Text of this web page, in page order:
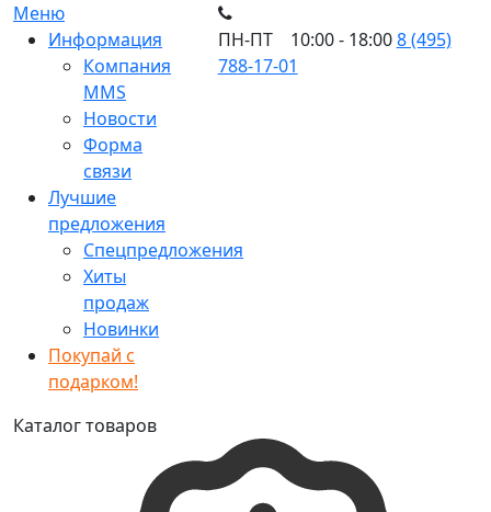
Меню
Информация
Компания
MMS
Новости
Форма
связи
Лучшие
предложения
Спецпредложения
Хиты
продаж
Новинки
Покупай с
подарком!
ПН-ПТ 10:00 - 18:008 (495)
788-17-01
Каталог товаров